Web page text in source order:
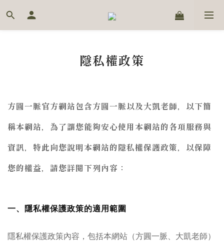
隱私權政策
方圓一脈官方網站包含方圓一脈以及大凱老師，以下簡
稱本網站，為了讓您能夠安心使用本網站的各項服務與
資訊，特此向您說明本網站的隱私權保護政策，以保障
您的權益，請您詳閱下列內容：
一、隱私權保護政策的適用範圍
隱私權保護政策內容，包括本網站（方圓一脈、大凱老師）